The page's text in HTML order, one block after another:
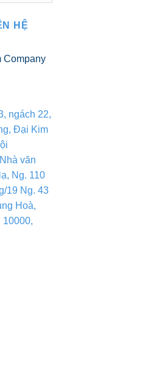
HỆ
Company
ngách 22,
Đại Kim
Nhà văn
Ng. 110
19 Ng. 43
Hoà,
10000,